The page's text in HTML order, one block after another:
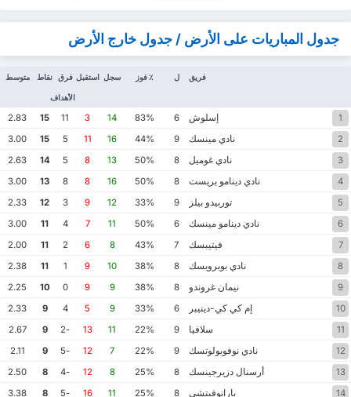
جدول المباريات على الأرض / جدول خارج الأرض
فريق ل ٪ فوز سجل استقبل فرق
الأهداف
نقاط متوسط
1 إسلوش 6
83%
14
3
11
15
2.83
2
نادي مينسك 9
44%
16
11
5
15
3.00
3
نادي غوميل 8
50%
13
8
5
14
2.63
4
نادي دينامو بريست 8
50%
16
8
8
13
3.00
5
توربيدو بيلز 9
33%
12
9
3
12
2.33
6
نادي دينامو مينسك 6
50%
11
7
4
11
3.00
7
فيتيبسك 7
43%
8
6
2
11
2.00
8
نادي بوبرويسك 8
38%
10
9
1
11
2.38
9
نيمان غروندو 8
38%
9
9
0
10
2.25
10
إم كي كي-دينيبر 6
33%
9
5
4
9
2.33
11
سلافيا 9
22%
11
13
-2
9
2.67
12
نادي نوفوبولوتسك 9
22%
7
12
-5
9
2.11
13
أرسنال دزيرجينسك 8
25%
8
12
-4
8
2.50
14
بارانوفيتشي 8
25%
11
16
-5
8
3.38